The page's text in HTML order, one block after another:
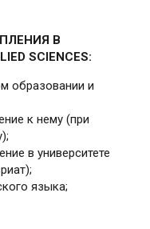
В
SCIENCES:
образовании и
к нему (при
в университете
языка;